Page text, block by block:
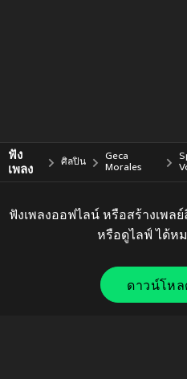
ฟัง
เพลง
ศิลปิน
Geca
Morales
ฟังเพลงออฟไลน์ หรือสร้างเพล
หรือดูไลฟ์ ได้ห
ดาวน์โหล